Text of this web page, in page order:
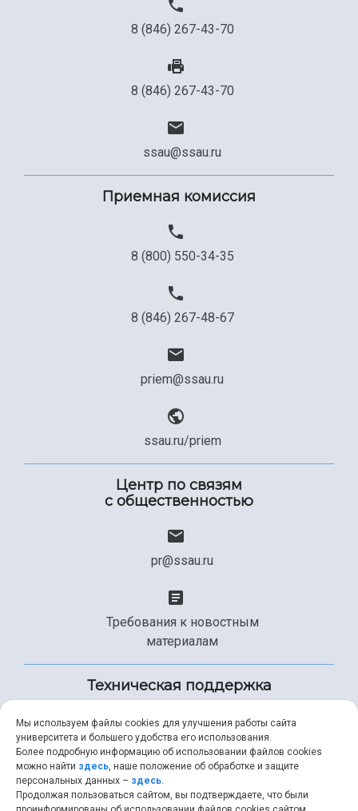
8 (846) 267-43-70
8 (846) 267-43-70
ssau@ssau.ru
Приемная комиссия
8 (800) 550-34-35
8 (846) 267-48-67
priem@ssau.ru
ssau.ru/priem
Центр по связям
с общественностью
pr@ssau.ru
Требования к новостным
материалам
Техническая поддержка
+7 (846) 267-49-99
help@ssau.ru
Мы используем файлы cookies для улучшения работы сайта
университета и большего удобства его использования.
Более подробную информацию об использовании файлов cookies
можно найти здесь, наше положение об обработке и защите
персональных данных – здесь.
Продолжая пользоваться сайтом, вы подтверждаете, что были